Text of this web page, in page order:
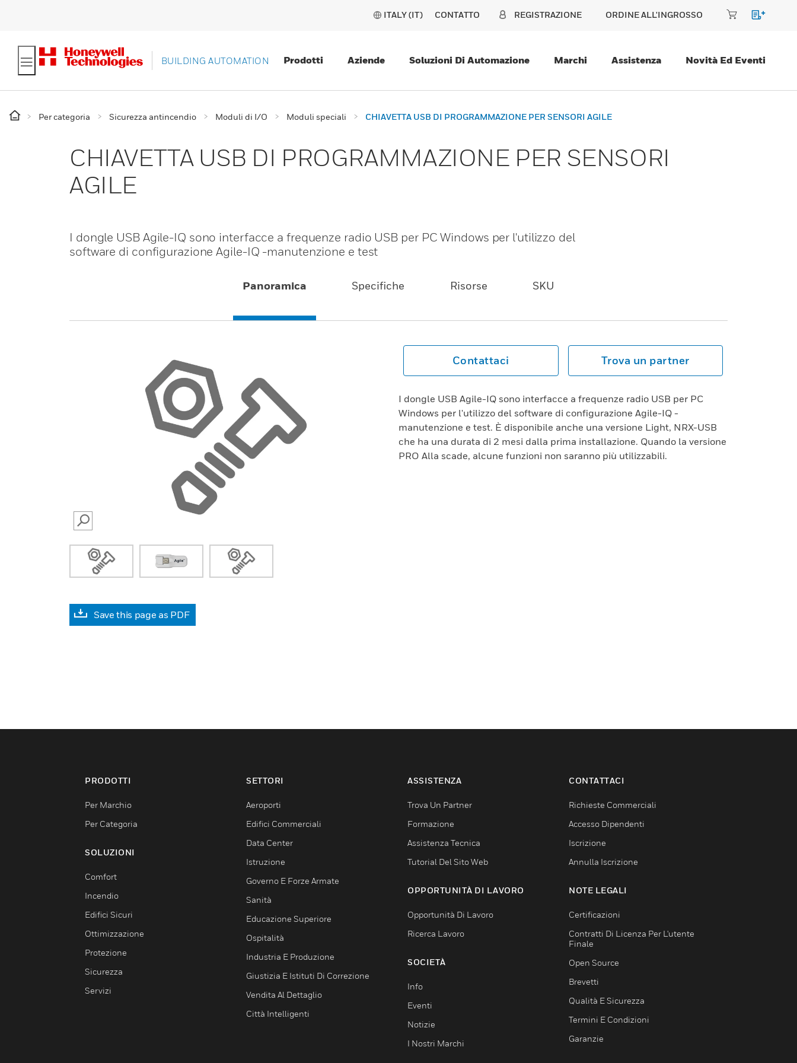
ITALY (IT) CONTATTO REGISTRAZIONE ORDINE ALL'INGROSSO
BUILDING AUTOMATION Prodotti Aziende Soluzioni Di Automazione Marchi Assistenza Novità Ed Eventi
Per categoria Sicurezza antincendio Moduli di I/O Moduli speciali CHIAVETTA USB DI PROGRAMMAZIONE PER SENSORI AGILE
CHIAVETTA USB DI PROGRAMMAZIONE PER SENSORI
AGILE
I dongle USB Agile-IQ sono interfacce a frequenze radio USB per PC Windows per l'utilizzo del
software di configurazione Agile-IQ -manutenzione e test
Panoramica Specifiche Risorse SKU
SEARCH
Save this page as PDF
Contattaci Trova un partner
I dongle USB Agile-IQ sono interfacce a frequenze radio USB per PC
Windows per l'utilizzo del software di configurazione Agile-IQ -
manutenzione e test. È disponibile anche una versione Light, NRX-USB
che ha una durata di 2 mesi dalla prima installazione. Quando la versione
PRO Alla scade, alcune funzioni non saranno più utilizzabili.
PRODOTTI
Per Marchio
Per Categoria
SOLUZIONI
Comfort
Incendio
Edifici Sicuri
Ottimizzazione
Protezione
Sicurezza
Servizi
SETTORI
Aeroporti
Edifici Commerciali
Data Center
Istruzione
Governo E Forze Armate
Sanità
Educazione Superiore
Ospitalità
Industria E Produzione
Giustizia E Istituti Di Correzione
Vendita Al Dettaglio
Città Intelligenti
ASSISTENZA
Trova Un Partner
Formazione
Assistenza Tecnica
Tutorial Del Sito Web
OPPORTUNITÀ DI LAVORO
Opportunità Di Lavoro
Ricerca Lavoro
SOCIETÀ
Info
Eventi
Notizie
I Nostri Marchi
CONTATTACI
Richieste Commerciali
Accesso Dipendenti
Iscrizione
Annulla Iscrizione
NOTE LEGALI
Certificazioni
Contratti Di Licenza Per L'utente
Finale
Open Source
Brevetti
Qualità E Sicurezza
Termini E Condizioni
Garanzie